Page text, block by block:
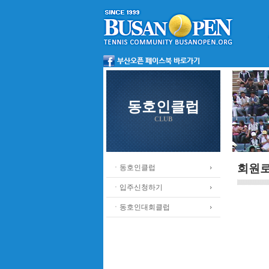
동호인클럽
CLUB
ㆍ동호인클럽
ㆍ입주신청하기
ㆍ동호인대회클럽
회원